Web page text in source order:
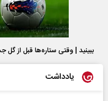
ببینید | وقتی ستاره‌ها قبل از گل
یادداشت